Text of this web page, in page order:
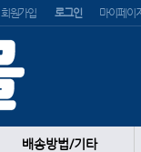
회원가입 로그인 마이페이
배송방법/기타